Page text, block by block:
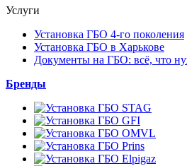
Услуги
Установка ГБО 4-го поколения
Установка ГБО в Харькове
Документы на ГБО: всё, что
Бренды